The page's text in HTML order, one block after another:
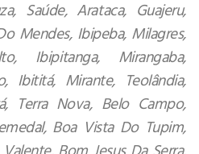
Saúde, Arataca, Guajeru,
Mendes, Ibipeba, Milagres,
Ibipitanga, Mirangaba,
Ibititá, Mirante, Teolândia,
Terra Nova, Belo Campo,
Boa Vista Do Tupim,